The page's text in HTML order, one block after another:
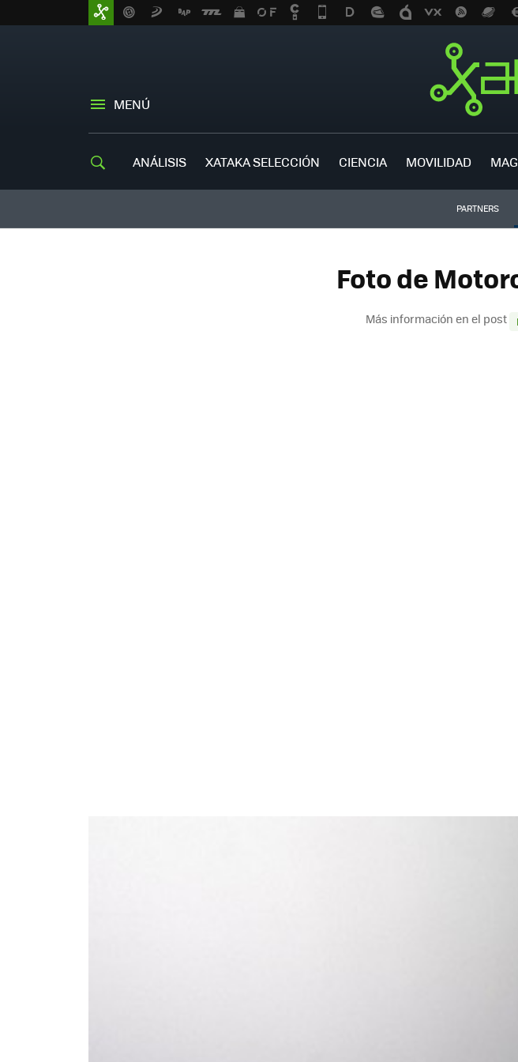
MENÚ
ANÁLISIS XATAKA SELECCIÓN CIENCIA MOVILIDAD
PARTNERS
Foto de
Más información en el post